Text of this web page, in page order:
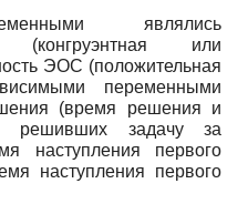
являлись
(конгруэнтная или
ЭОС (положительная
переменными
(время решения и
решивших задачу за
наступления первого
наступления первого